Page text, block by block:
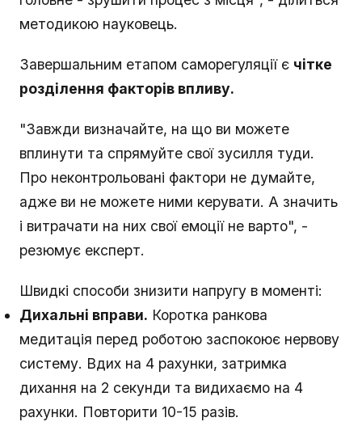
методикою науковець.
Завершальним етапом саморегуляції є чітке
розділення факторів впливу.
"Завжди визначайте, на що ви можете
вплинути та спрямуйте свої зусилля туди.
Про неконтрольовані фактори не думайте,
адже ви не можете ними керувати. А значить
і витрачати на них свої емоції не варто", -
резюмує експерт.
Швидкі способи знизити напругу в моменті:
Дихальні вправи. Коротка ранкова
медитація перед роботою заспокоює нервову
систему. Вдих на 4 рахунки, затримка
дихання на 2 секунди та видихаємо на 4
рахунки. Повторити 10-15 разів.